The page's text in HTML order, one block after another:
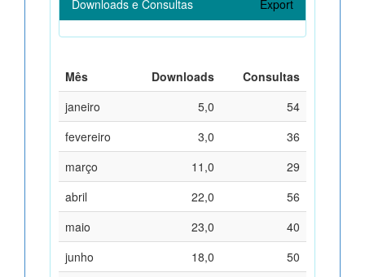
Downloads e Consultas Export
Mês Downloads
Consultas
janeiro
5,0
54
fevereiro
3,0
36
março
11,0
29
abril
22,0
56
maio
23,0
40
junho
18,0
50